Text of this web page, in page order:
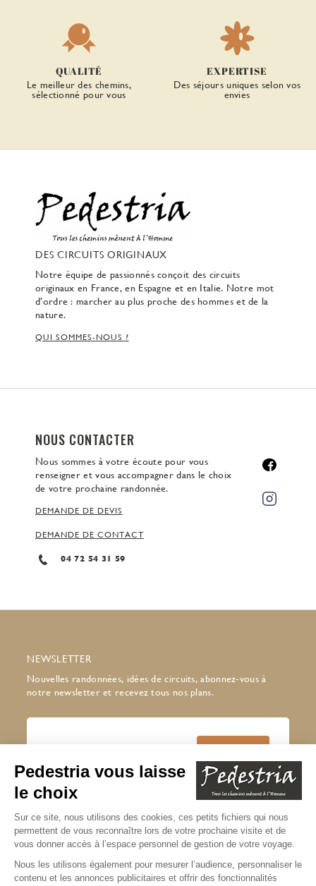
QUALITÉ
Le meilleur des chemins,
sélectionné pour vous
EXPERTISE
Des séjours uniques selon vos
envies
DES CIRCUITS ORIGINAUX
Notre équipe de passionnés conçoit des circuits
originaux en France, en Espagne et en Italie. Notre mot
d’ordre : marcher au plus proche des hommes et de la
nature.
QUI SOMMES-NOUS ?
NOUS CONTACTER
Nous sommes à votre écoute pour vous
renseigner et vous accompagner dans le choix
de votre prochaine randonnée.
DEMANDE DE DEVIS
DEMANDE DE CONTACT
04 72 54 31 59
NEWSLETTER
Nouvelles randonnées, idées de circuits, abonnez-vous à
notre newsletter et recevez tous nos plans.
J’accepte de recevoir la newsletter
Pedestria
Lire notre politique de confidentialité
* champs obligatoires